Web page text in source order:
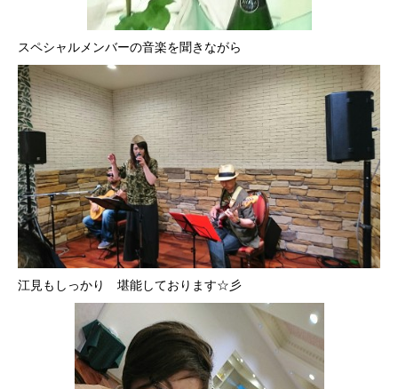
スペシャルメンバーの音楽を聞きながら
江見もしっかり 堪能しております☆彡